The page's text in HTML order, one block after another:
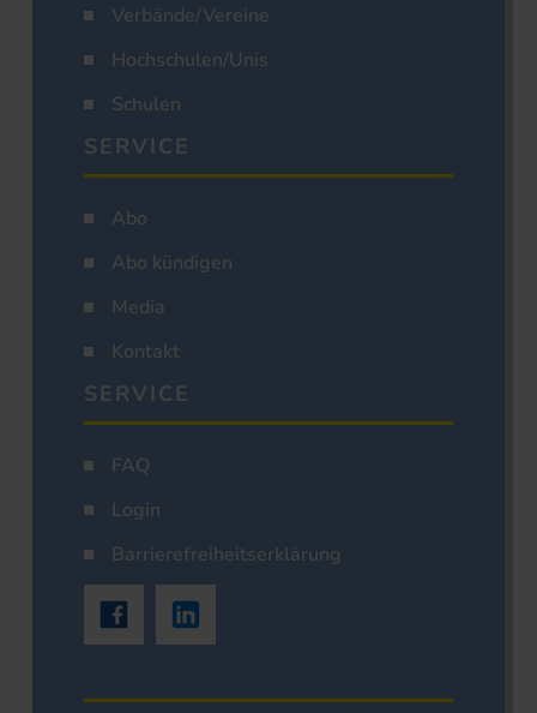
Verbände/Vereine
Hochschulen/Unis
Schulen
SERVICE
Abo
Abo kündigen
Media
Kontakt
SERVICE
FAQ
Login
Barrierefreiheitserklärung